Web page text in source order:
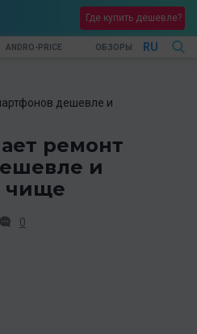
Где купить дешевле?
ANDRO-PRICE ОБЗОРЫ RU
дешевле и
ремонт
и
чище
0